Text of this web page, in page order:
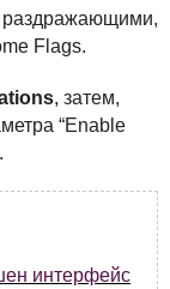
раздражающими,
Flags.
, затем,
“Enable
интерфейс